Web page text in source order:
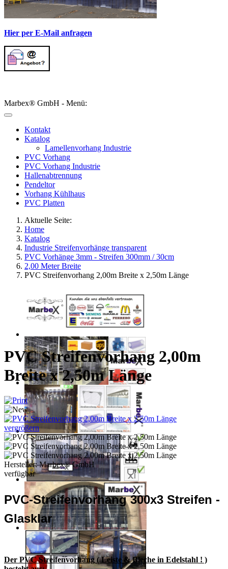
Hier per E-Mail anfragen
Marbex® GmbH - Menü:
Kontakt
Katalog
Lamellenvorhang Industrie
PVC Vorhang
PVC Vorhang Industrie
Hallenabtrennung
Pendeltor
Vorhang Kühlhaus
PVC Platten
Aktuelle Seite:
Home
Katalog
Industrie Streifenvorhänge transparent
PVC Vorhänge 3mm - Streifen 300mm / 30cm
2,00 Meter Breite
PVC Streifenvorhang 2,00m Breite x 2,50m Länge
PVC Streifenvorhang 2,00m
Breite x 2,50m Länge
vergrößern
Hersteller:Marbex® GmbH
verfügbar
PVC-Streifenvorhang 300x3 Streifen -
Glasklar
Der PVC Streifenvorhang ( Leiste & Bleche in Edelstahl ! )